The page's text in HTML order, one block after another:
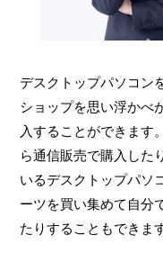
デスクトップパソコン
ショップを思い浮かべ
入することができます
ら通信販売で購入した
いるデスクトップパソ
ーツを買い集めて自分
たりすることもできま